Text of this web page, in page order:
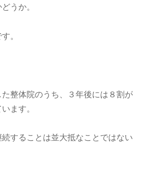
うか。
。
整体院のうち、３年後には８割が
ます。
することは並大抵なことではない